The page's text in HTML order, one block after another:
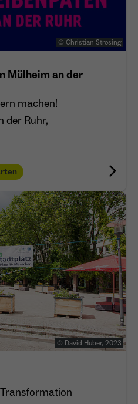
© Christian Strosing
Mülheim an der
machen!
der Ruhr,
© David Huber, 2023